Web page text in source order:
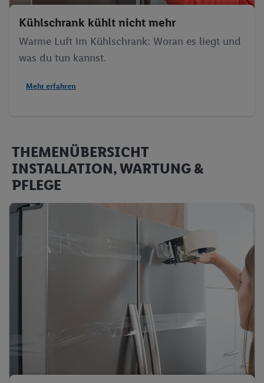
Vegane Produkte
Wasch-, Putz-, Reinigungsmittel
Kühlschrank kühlt nicht mehr
Warme Luft im Kühlschrank: Woran es liegt und
was du tun kannst.
Mehr erfahren
THEMENÜBERSICHT
INSTALLATION, WARTUNG &
PFLEGE